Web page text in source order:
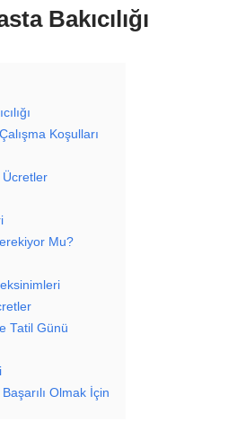
Bakıcılığı
Koşulları
Ücretler
Mu?
Tatil Günü
Başarılı Olmak İçin